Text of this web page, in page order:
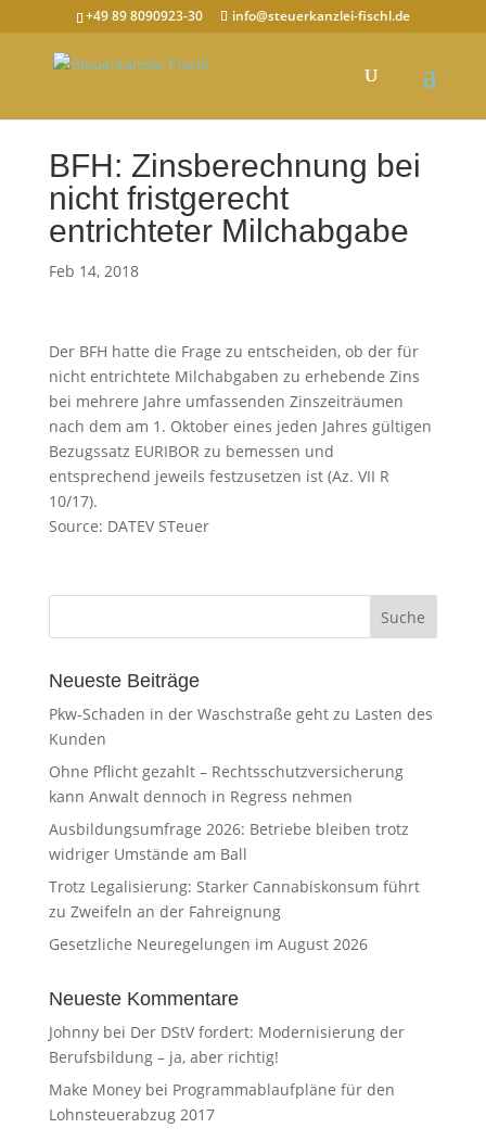
+49 89 8090923-30 info@steuerkanzlei-fischl.de
BFH: Zinsberechnung bei
nicht fristgerecht
entrichteter Milchabgabe
Feb 14, 2018
Der BFH hatte die Frage zu entscheiden, ob der für
nicht entrichtete Milchabgaben zu erhebende Zins
bei mehrere Jahre umfassenden Zinszeiträumen
nach dem am 1. Oktober eines jeden Jahres gültigen
Bezugssatz EURIBOR zu bemessen und
entsprechend jeweils festzusetzen ist (Az. VII R
10/17).
Source: DATEV STeuer
Neueste Beiträge
Pkw-Schaden in der Waschstraße geht zu Lasten des
Kunden
Ohne Pflicht gezahlt – Rechtsschutzversicherung
kann Anwalt dennoch in Regress nehmen
Ausbildungsumfrage 2026: Betriebe bleiben trotz
widriger Umstände am Ball
Trotz Legalisierung: Starker Cannabiskonsum führt
zu Zweifeln an der Fahreignung
Gesetzliche Neuregelungen im August 2026
Neueste Kommentare
Johnnybei Der DStV fordert: Modernisierung der
Berufsbildung – ja, aber richtig!
Make Moneybei Programmablaufpläne für den
Lohnsteuerabzug 2017